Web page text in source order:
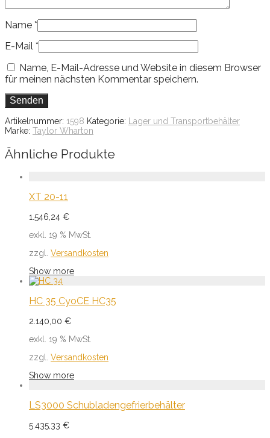
Name *
E-Mail *
Name, E-Mail-Adresse und Website in diesem Browser
für meinen nächsten Kommentar speichern.
Artikelnummer: 1598 Kategorie: Lager und Transportbehälter
Marke: Taylor Wharton
Ähnliche Produkte
XT 20-11
1.546,24 €
exkl. 19 % MwSt.
zzgl. Versandkosten
Show more
HC 35 CyoCE HC35
2.140,00 €
exkl. 19 % MwSt.
zzgl. Versandkosten
Show more
LS3000 Schubladengefrierbehälter
5.435,33 €